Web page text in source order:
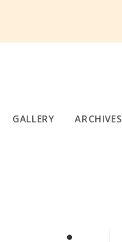
GALLERY ARCHIVES